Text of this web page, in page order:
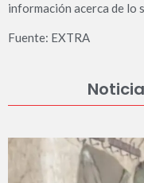
información acerca de lo
Fuente: EXTRA